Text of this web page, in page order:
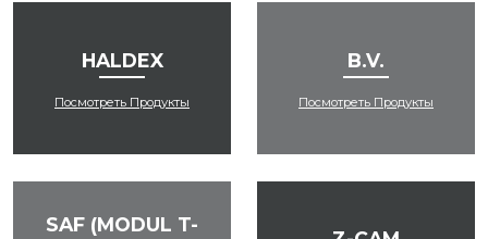
HALDEX
Посмотреть Продукты
B.V.
Посмотреть Продукты
SAF (MODUL T-